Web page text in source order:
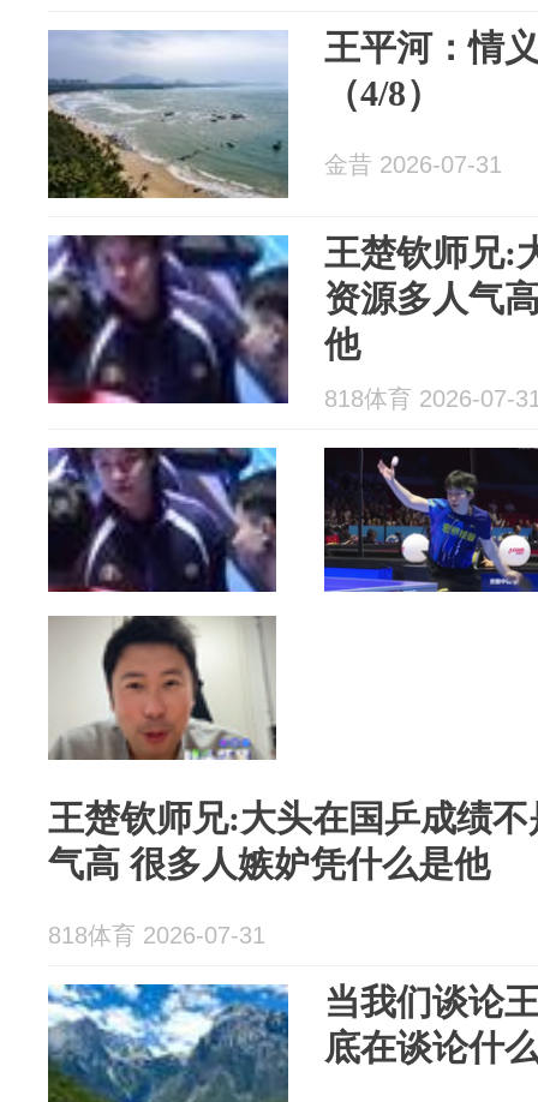
王平河：情
（4/8）
金昔 2026-07-31
王楚钦师兄:
资源多人气
他
818体育 2026-07-
王楚钦师兄:大头在国乒成绩
气高 很多人嫉妒凭什么是他
818体育 2026-07-31
当我们谈论
底在谈论什